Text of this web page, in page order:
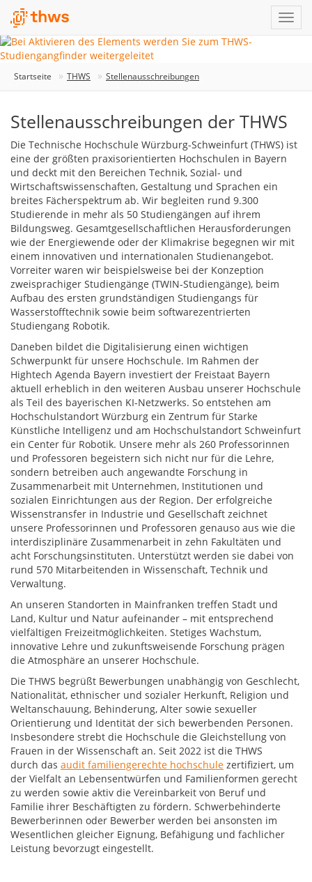
Startseite THWS Stellenausschreibungen
Stellenausschreibungen der THWS
Die Technische Hochschule Würzburg-Schweinfurt (THWS) ist
eine der größten praxisorientierten Hochschulen in Bayern
und deckt mit den Bereichen Technik, Sozial- und
Wirtschaftswissenschaften, Gestaltung und Sprachen ein
breites Fächerspektrum ab. Wir begleiten rund 9.300
Studierende in mehr als 50 Studiengängen auf ihrem
Bildungsweg. Gesamtgesellschaftlichen Herausforderungen
wie der Energiewende oder der Klimakrise begegnen wir mit
einem innovativen und internationalen Studienangebot.
Vorreiter waren wir beispielsweise bei der Konzeption
zweisprachiger Studiengänge (TWIN-Studiengänge), beim
Aufbau des ersten grundständigen Studiengangs für
Wasserstofftechnik sowie beim softwarezentrierten
Studiengang Robotik.
Daneben bildet die Digitalisierung einen wichtigen
Schwerpunkt für unsere Hochschule. Im Rahmen der
Hightech Agenda Bayern investiert der Freistaat Bayern
aktuell erheblich in den weiteren Ausbau unserer Hochschule
als Teil des bayerischen KI-Netzwerks. So entstehen am
Hochschulstandort Würzburg ein Zentrum für Starke
Künstliche Intelligenz und am Hochschulstandort Schweinfurt
ein Center für Robotik. Unsere mehr als 260 Professorinnen
und Professoren begeistern sich nicht nur für die Lehre,
sondern betreiben auch angewandte Forschung in
Zusammenarbeit mit Unternehmen, Institutionen und
sozialen Einrichtungen aus der Region. Der erfolgreiche
Wissenstransfer in Industrie und Gesellschaft zeichnet
unsere Professorinnen und Professoren genauso aus wie die
interdisziplinäre Zusammenarbeit in zehn Fakultäten und
acht Forschungsinstituten. Unterstützt werden sie dabei von
rund 570 Mitarbeitenden in Wissenschaft, Technik und
Verwaltung.
An unseren Standorten in Mainfranken treffen Stadt und
Land, Kultur und Natur aufeinander – mit entsprechend
vielfältigen Freizeitmöglichkeiten. Stetiges Wachstum,
innovative Lehre und zukunftsweisende Forschung prägen
die Atmosphäre an unserer Hochschule.
Die THWS begrüßt Bewerbungen unabhängig von Geschlecht,
Nationalität, ethnischer und sozialer Herkunft, Religion und
Weltanschauung, Behinderung, Alter sowie sexueller
Orientierung und Identität der sich bewerbenden Personen.
Insbesondere strebt die Hochschule die Gleichstellung von
Frauen in der Wissenschaft an. Seit 2022 ist die THWS
durch das audit familiengerechte hochschule zertifiziert, um
der Vielfalt an Lebensentwürfen und Familienformen gerecht
zu werden sowie aktiv die Vereinbarkeit von Beruf und
Familie ihrer Beschäftigten zu fördern. Schwerbehinderte
Bewerberinnen oder Bewerber werden bei ansonsten im
Wesentlichen gleicher Eignung, Befähigung und fachlicher
Leistung bevorzugt eingestellt.